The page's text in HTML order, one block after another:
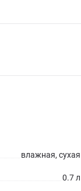
влажная, сухая
0.7 л